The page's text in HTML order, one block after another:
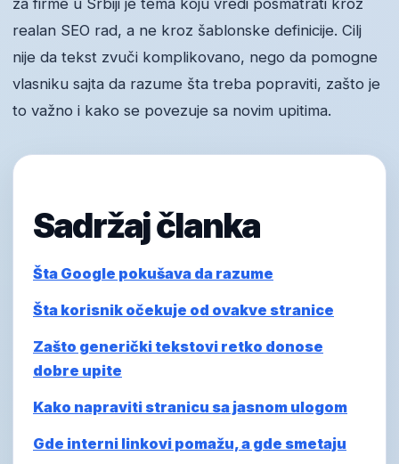
za firme u Srbiji je tema koju vredi posmatrati kroz
realan SEO rad, a ne kroz šablonske definicije. Cilj
nije da tekst zvuči komplikovano, nego da pomogne
vlasniku sajta da razume šta treba popraviti, zašto je
to važno i kako se povezuje sa novim upitima.
Sadržaj članka
Šta Google pokušava da razume
Šta korisnik očekuje od ovakve stranice
Zašto generički tekstovi retko donose
dobre upite
Kako napraviti stranicu sa jasnom ulogom
Gde interni linkovi pomažu, a gde smetaju